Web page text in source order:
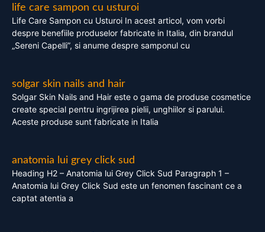
life care sampon cu usturoi
Life Care Sampon cu Usturoi In acest articol, vom vorbi
despre benefiile produselor fabricate in Italia, din brandul
„Sereni Capelli”, si anume despre samponul cu
solgar skin nails and hair
Solgar Skin Nails and Hair este o gama de produse cosmetice
create special pentru ingrijirea pielii, unghiilor si parului.
Aceste produse sunt fabricate in Italia
anatomia lui grey click sud
Heading H2 – Anatomia lui Grey Click Sud Paragraph 1 –
Anatomia lui Grey Click Sud este un fenomen fascinant ce a
captat atentia a